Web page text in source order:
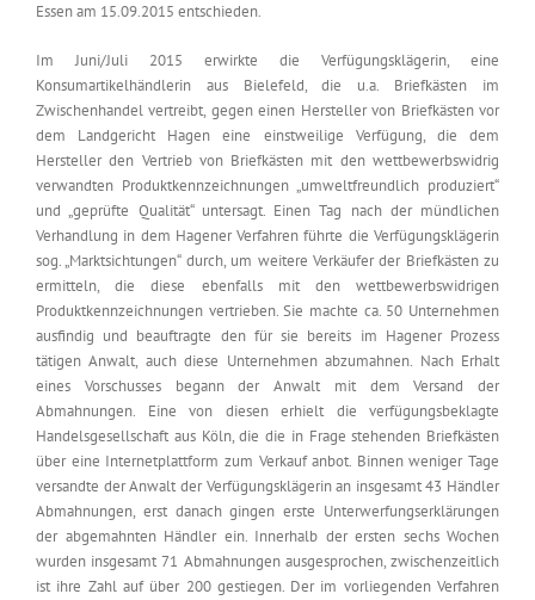
Essen am 15.09.2015 entschieden.
Im Juni/Juli 2015 erwirkte die Verfügungsklägerin, eine
Konsumartikelhändlerin aus Bielefeld, die u.a. Briefkästen im
Zwischenhandel vertreibt, gegen einen Hersteller von Briefkästen vor
dem Landgericht Hagen eine einstweilige Verfügung, die dem
Hersteller den Vertrieb von Briefkästen mit den wettbewerbswidrig
verwandten Produktkennzeichnungen „umweltfreundlich produziert“
und „geprüfte Qualität“ untersagt. Einen Tag nach der mündlichen
Verhandlung in dem Hagener Verfahren führte die Verfügungsklägerin
sog. „Marktsichtungen“ durch, um weitere Verkäufer der Briefkästen zu
ermitteln, die diese ebenfalls mit den wettbewerbswidrigen
Produktkennzeichnungen vertrieben. Sie machte ca. 50 Unternehmen
ausfindig und beauftragte den für sie bereits im Hagener Prozess
tätigen Anwalt, auch diese Unternehmen abzumahnen. Nach Erhalt
eines Vorschusses begann der Anwalt mit dem Versand der
Abmahnungen. Eine von diesen erhielt die verfügungsbeklagte
Handelsgesellschaft aus Köln, die die in Frage stehenden Briefkästen
über eine Internetplattform zum Verkauf anbot. Binnen weniger Tage
versandte der Anwalt der Verfügungsklägerin an insgesamt 43 Händler
Abmahnungen, erst danach gingen erste Unterwerfungserklärungen
der abgemahnten Händler ein. Innerhalb der ersten sechs Wochen
wurden insgesamt 71 Abmahnungen ausgesprochen, zwischenzeitlich
ist ihre Zahl auf über 200 gestiegen. Der im vorliegenden Verfahren